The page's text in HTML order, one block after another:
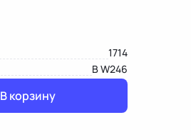
1714
B W246
В корзину